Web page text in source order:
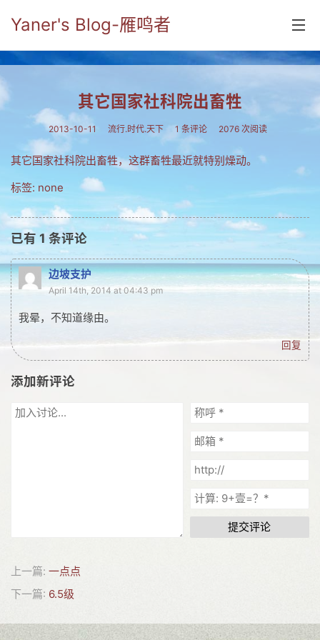
Yaner's Blog-雁鸣者
分类
yaner online
毕业留言册
五笔难啊
网络新事物
网友情怀
其它国家社科院出畜牲
2013-10-11 流行.时代.天下 1 条评论 2076 次阅读
其它国家社科院出畜牲，这群畜牲最近就特别燥动。
标签: none
已有 1 条评论
边坡支护
April 14th, 2014 at 04:43 pm
我晕，不知道缘由。
回复
添加新评论
提交评论
上一篇: 一点点
下一篇: 6.5级